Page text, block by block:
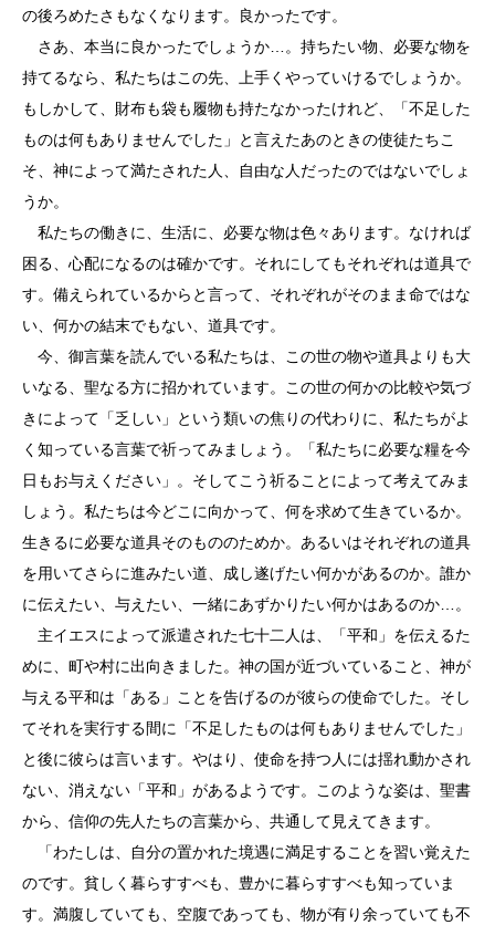
の後ろめたさもなくなります。良かったです。
さあ、本当に良かったでしょうか…。持ちたい物、必要な物を
持てるなら、私たちはこの先、上手くやっていけるでしょうか。
もしかして、財布も袋も履物も持たなかったけれど、「不足した
ものは何もありませんでした」と言えたあのときの使徒たちこ
そ、神によって満たされた人、自由な人だったのではないでしょ
うか。
私たちの働きに、生活に、必要な物は色々あります。なければ
困る、心配になるのは確かです。それにしてもそれぞれは道具で
す。備えられているからと言って、それぞれがそのまま命ではな
い、何かの結末でもない、道具です。
今、御言葉を読んでいる私たちは、この世の物や道具よりも大
いなる、聖なる方に招かれています。この世の何かの比較や気づ
きによって「乏しい」という類いの焦りの代わりに、私たちがよ
く知っている言葉で祈ってみましょう。「私たちに必要な糧を今
日もお与えください」。そしてこう祈ることによって考えてみま
しょう。私たちは今どこに向かって、何を求めて生きているか。
生きるに必要な道具そのもののためか。あるいはそれぞれの道具
を用いてさらに進みたい道、成し遂げたい何かがあるのか。誰か
に伝えたい、与えたい、一緒にあずかりたい何かはあるのか…。
主イエスによって派遣された七十二人は、「平和」を伝えるた
めに、町や村に出向きました。神の国が近づいていること、神が
与える平和は「ある」ことを告げるのが彼らの使命でした。そし
てそれを実行する間に「不足したものは何もありませんでした」
と後に彼らは言います。やはり、使命を持つ人には揺れ動かされ
ない、消えない「平和」があるようです。このような姿は、聖書
から、信仰の先人たちの言葉から、共通して見えてきます。
「わたしは、自分の置かれた境遇に満足することを習い覚えた
のです。貧しく暮らすすべも、豊かに暮らすすべも知っていま
す。満腹していても、空腹であっても、物が有り余っていても不